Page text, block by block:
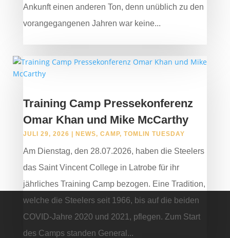
Ankunft einen anderen Ton, denn unüblich zu den
vorangegangenen Jahren war keine...
Training Camp Pressekonferenz
Omar Khan und Mike McCarthy
JULI 29, 2026 NEWS, CAMP, TOMLIN TUESDAY
Am Dienstag, den 28.07.2026, haben die Steelers
das Saint Vincent College in Latrobe für ihr
jährliches Training Camp bezogen. Eine Tradition,
welche die Steelers seit 1966, bis auf die beiden
COVID-Jahre 2020 und 2021, pflegen. Zum Start
des Camps standen General...